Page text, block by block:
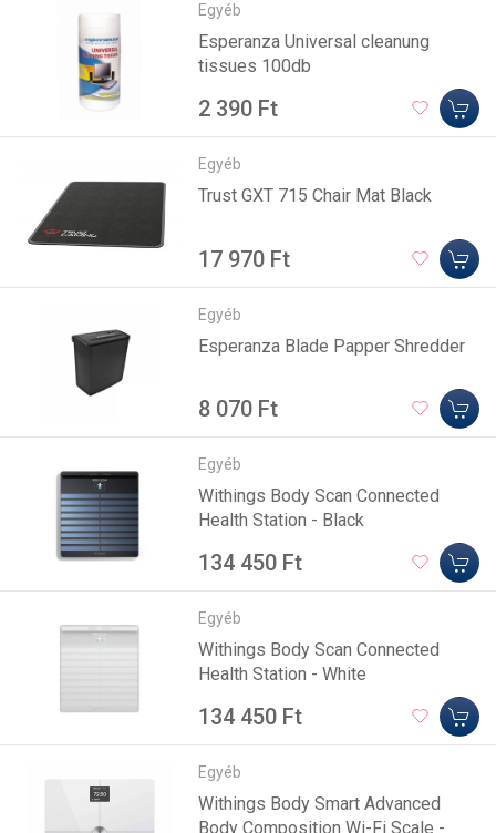
Egyéb
Esperanza Universal cleanung
tissues 100db
2 390 Ft
Egyéb
Trust GXT 715 Chair Mat Black
17 970 Ft
Egyéb
Esperanza Blade Papper Shredder
8 070 Ft
Egyéb
Withings Body Scan Connected
Health Station - Black
134 450 Ft
Egyéb
Withings Body Scan Connected
Health Station - White
134 450 Ft
Egyéb
Withings Body Smart Advanced
Body Composition Wi-Fi Scale -